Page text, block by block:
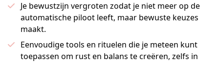
Je bewustzijn vergroten zodat je niet meer op de
automatische piloot leeft, maar bewuste keuzes
maakt.
Eenvoudige tools en rituelen die je meteen kunt
toepassen om rust en balans te creëren, zelfs in